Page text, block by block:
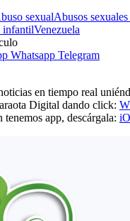
sexualAbusos sexuales
infantilVenezuela
Whatsapp Telegram
en tiempo real
Digital dando click:
tenemos app, descárgala: